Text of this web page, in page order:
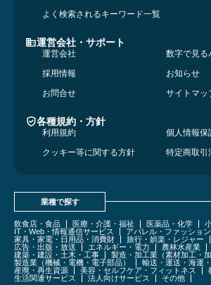
よく検索されるキーワード一覧
運営会社・サポート
運営会社
数字で見る
採用情報
お知らせ
お問合せ
サイトマッ
各種規約・方針
利用規約
個人情報保
クッキー等に関する方針
特定商取引
業種で探す
飲食店・食品 医療・介護・福祉 医薬品・化学
IT・Web・情報通信サービス
アパレル・ファッション
家具・家電・日用品・消費財
旅行・娯楽・レジャー
広告・出版・放送
エネルギー・電力
農林水産業
建築・建設・土木・工事
製造・加工業（素材加工・加
製造業（機械・電機・電子部品）
輸送・運送・海運
産廃・再生資源
美容・セルフケア・フィットネス
生活関連サービス
法人向けサービス その他